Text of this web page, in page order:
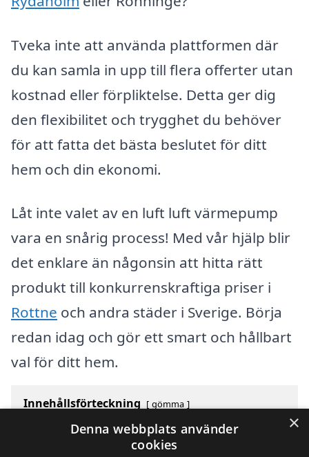
Tveka inte att använda plattformen där
du kan samla in upp till flera offerter utan
kostnad eller förpliktelse. Detta ger dig
den flexibilitet och trygghet du behöver
för att fatta det bästa beslutet för ditt
hem och din ekonomi.
Låt inte valet av en luft luft värmepump
vara en snårig process! Med vår hjälp blir
det enklare än någonsin att hitta rätt
produkt till konkurrenskraftiga priser i
Rottne och andra städer i Sverige. Börja
redan idag och gör ett smart och hållbart
val för ditt hem.
Innehållsförteckning gömma
Översikt över svenska städer som börjar med R
Sök efter en skicklig luft luft värmepump i andra
×
Denna webbplats använder
cookies